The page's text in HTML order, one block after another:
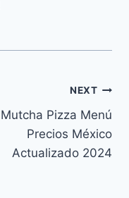
NEXT
Mutcha Pizza Menú
Precios México
Actualizado 2024